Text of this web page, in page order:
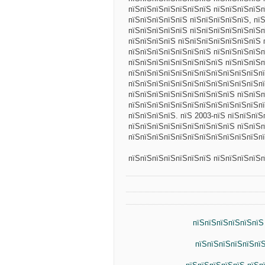
пїЅпїЅпїЅпїЅпїЅпїЅпїЅ
пїЅпїЅпїЅпїЅпїЅ пїЅпїЅпїЅпїЅпїЅ,
пїЅпїЅпїЅпїЅпїЅ
пїЅпїЅпїЅпїЅ
пїЅпїЅпїЅпїЅпїЅпїЅпїЅ
пїЅпїЅпїЅпїЅпїЅпїЅпїЅпїЅ
пїЅпїЅпїЅпїЅпїЅпїЅпїЅпїЅпїЅ
пїЅпїЅпїЅпїЅ. пїЅ 2003-пїЅ
пїЅпїЅпїЅпїЅпїЅпїЅпїЅпїЅпїЅ
пїЅпїЅпїЅпїЅпїЅпїЅпїЅ